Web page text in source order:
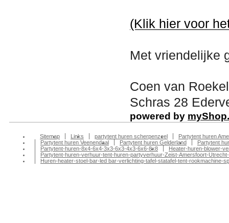
(Klik hier voor
Met vriendelijke
Coen van Roekel
Schras 28
powered by
Sitemap Links partytent huren scherpenzeel
Partytent huren
Partytent huren Veenendaal
Partytent huren Gelderland
Partytent
Partytent-huren-8x4-6x4-3x3-6x3-4x3-6x6-8x8
Heater-huren-blower-
Partytent-huren-verhuur-tent-huren-partyverhuur-Zeist-Amersfoort-
Huren-heater-stoel-bar-led bar-verlichting-tafel-statafel-tent-